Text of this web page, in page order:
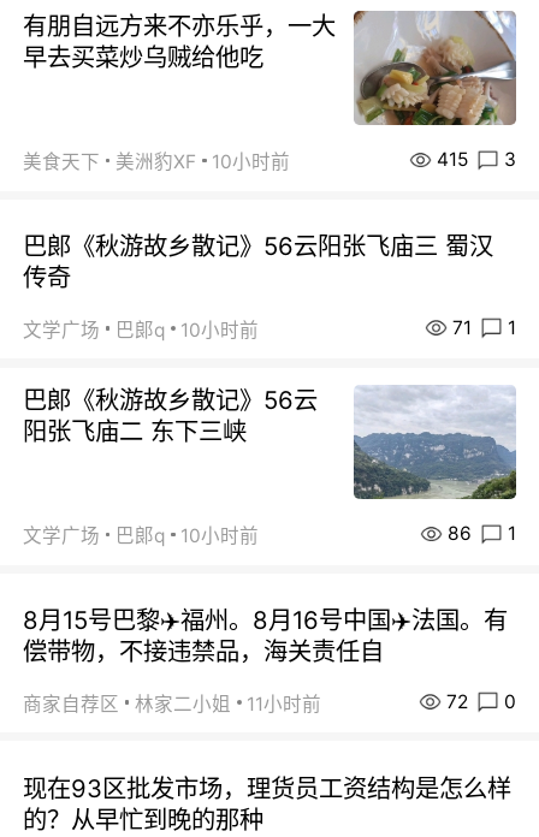
有朋自远方来不亦乐乎，一大
早去买菜炒乌贼给他吃
美食天下 美洲豹XF 10小时前 415 3
巴郞《秋游故乡散记》56云阳张飞庙三 蜀汉
传奇
文学广场 巴郞q 10小时前 71 1
巴郞《秋游故乡散记》56云
阳张飞庙二 东下三峡
文学广场 巴郞q 10小时前 86 1
8月15号巴黎✈️福州。8月16号中国✈️法国。有
偿带物，不接违禁品，海关责任自
商家自荐区 林家二小姐 11小时前 72 0
现在93区批发市场，理货员工资结构是怎么样
的？从早忙到晚的那种